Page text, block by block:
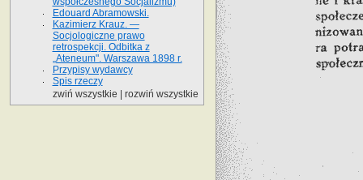
Edouard Abramowski.
Kazimierz Krauz. —
Socjologiczne prawo
retrospekcji. Odbitka z
„Ateneum". Warszawa 1898 r.
Przypisy wydawcy
Spis rzeczy
zwiń wszystkie | rozwiń wszystkie